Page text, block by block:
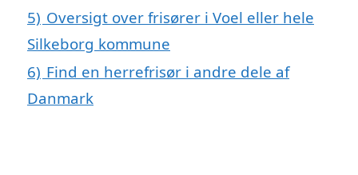
5) Oversigt over frisører i Voel eller hele
Silkeborg kommune
6) Find en herrefrisør i andre dele af
Danmark